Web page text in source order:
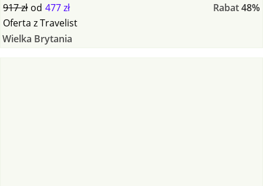
917 zł od 477 zł Rabat48%
Oferta zTravelist
Wielka Brytania